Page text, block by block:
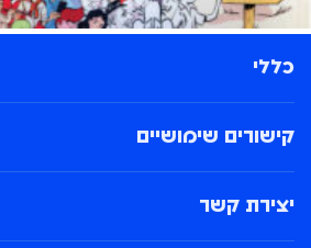
כללי
קישורים שימושיים
יצירת קשר